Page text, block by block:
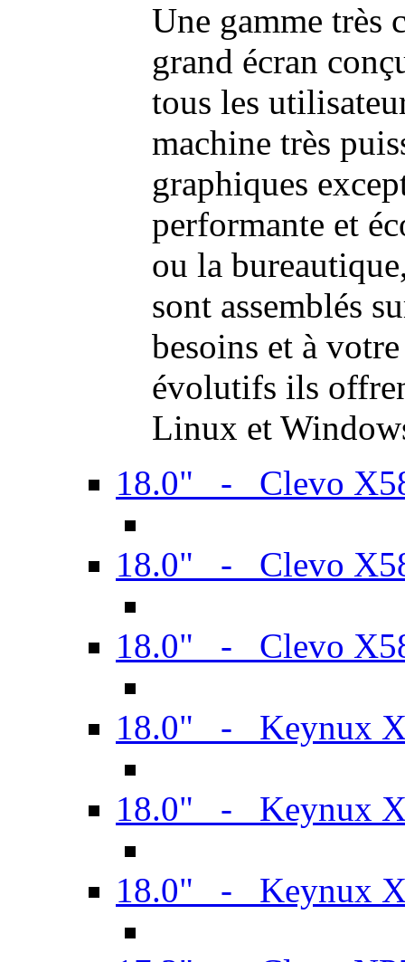
Une gamme très
grand écran
tous les
machine très
graphiques
performante et
ou la
sont assemblés
besoins et à
évolutifs ils
Linux et
18.0" - Clevo
18.0" - Clevo
18.0" - Clevo
18.0" - Keynux
18.0" - Keynux
18.0" - Keynux